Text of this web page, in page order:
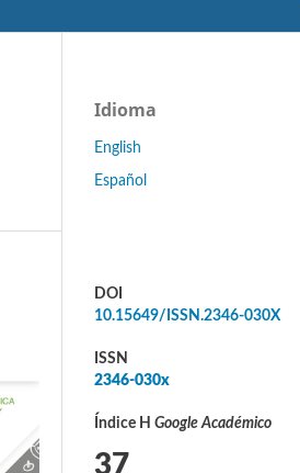
Idioma
English
Español
DOI
10.15649/ISSN.2346-030X
ISSN
2346-030x
Índice H Google Académico
37